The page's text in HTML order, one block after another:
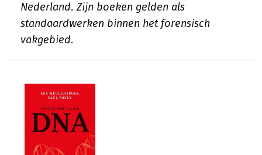
Nederland. Zijn boeken gelden als
standaardwerken binnen het forensisch
vakgebied.